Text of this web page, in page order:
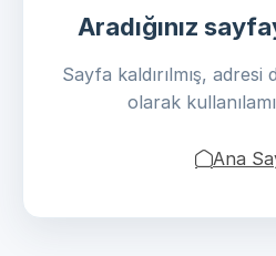
Aradığınız
Sayfa kaldırılmış, adresi
olarak
Ana